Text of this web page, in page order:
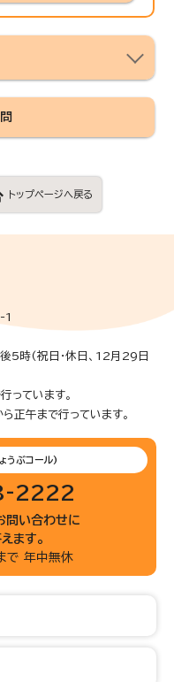
トップページへ戻る
1
5時(祝日・休日、12月29日
っています。
正午まで行っています。
うぶコール)
2222
問い合わせに
ます。
で 年中無休